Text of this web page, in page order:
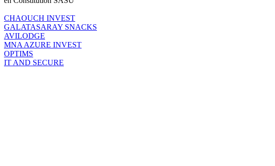
CHAOUCH INVEST
GALATASARAY SNACKS
AVILODGE
MNA AZURE INVEST
OPTIMS
IT AND SECURE